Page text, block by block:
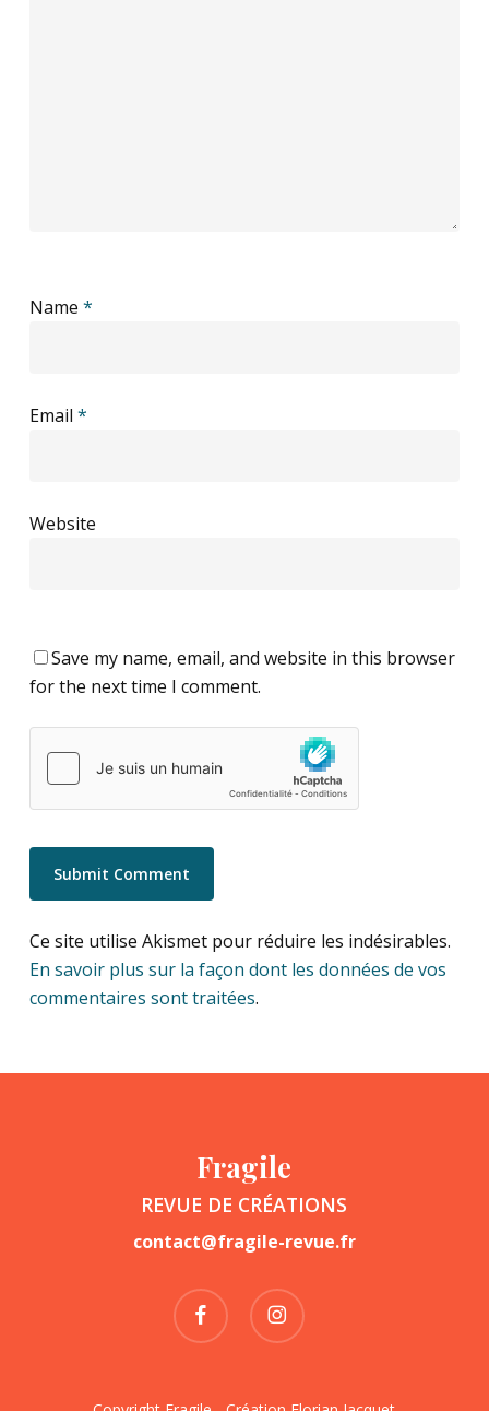
Name *
Email *
Website
Save my name, email, and website in this browser
for the next time I comment.
Ce site utilise Akismet pour réduire les indésirables.
En savoir plus sur la façon dont les données de vos
commentaires sont traitées.
Fragile
REVUE DE CRÉATIONS
contact@fragile-revue.fr
facebook instagram